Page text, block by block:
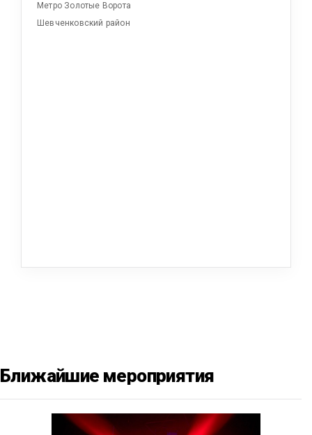
Метро Золотые Ворота
Шевченковский район
Ближайшие мероприятия